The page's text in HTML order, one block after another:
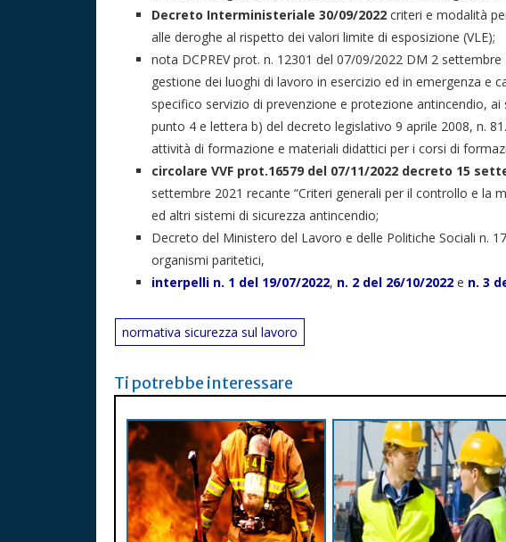
Decreto Interministeriale 30/09/2022 criteri e modalità
alle deroghe al rispetto dei valori limite di esposizione (VLE);
nota DCPREV prot. n. 12301 del 07/09/2022 DM 2 settembre
gestione dei luoghi di lavoro in esercizio ed in emergenza e
specifico servizio di prevenzione e protezione antincendio,
punto 4 e lettera b) del decreto legislativo 9 aprile 2008, n.
attività di formazione e materiali didattici per i corsi di
circolare VVF prot.16579 del 07/11/2022 decreto 15
settembre 2021 recante “Criteri generali per il controllo e la
ed altri sistemi di sicurezza antincendio;
Decreto del Ministero del Lavoro e delle Politiche Sociali n.
organismi paritetici,
interpelli n. 1 del 19/07/2022, n. 2 del 26/10/2022 e n. 3
normativa sicurezza sul lavoro
Ti potrebbe interessare